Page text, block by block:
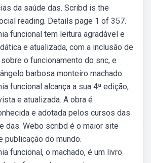
da saúde das. Scribd is the
reading. Details page 1 of 357.
funcional tem leitura agradável e
e atualizada, com a inclusão de
o funcionamento do snc, e
barbosa monteiro machado.
funcional alcança a sua 4ª edição,
e atualizada. A obra é
e adotada pelos cursos das
das. Webo scribd é o maior site
publicação do mundo.
funcional, o machado, é um livro